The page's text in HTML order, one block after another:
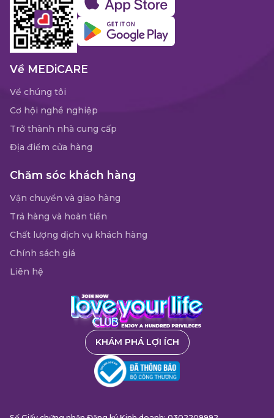
Về MEDiCARE
Về chúng tôi
Cơ hội nghề nghiệp
Trở thành nhà cung cấp
Địa điểm cửa hàng
Chăm sóc khách hàng
Vận chuyển và giao hàng
Trả hàng và hoàn tiền
Chất lượng dịch vụ khách hàng
Chính sách giá
Liên hệ
KHÁM PHÁ LỢI ÍCH